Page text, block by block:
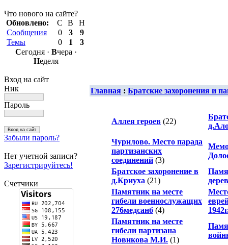
Что нового на сайте?
Обновлено:
С В
Н
Сообщения
0 3
9
Темы
0 1
3
Сегодня · Вчера ·
Неделя
Вход на сайт
Ник
Пароль
Забыли пароль?
Нет учетной записи?
Зарегистрируйтесь!
Счетчики
Главная : Братские захоронения и
Аллея героев (22)
Чурилово. Место парада
партизанских
соединений (3)
Братское захоронение в
д.Криуха (21)
Памятник на месте
гибели военнослужащих
276медсанб (4)
Памятник на месте
гибели партизана
Новикова М.И. (1)